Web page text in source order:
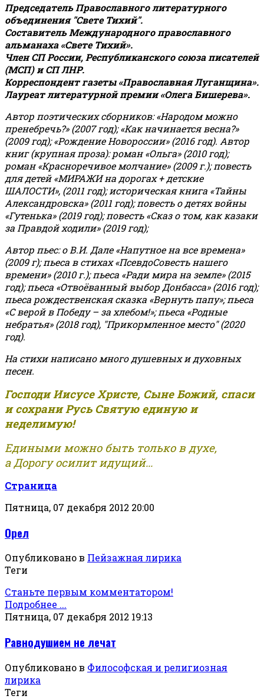
Председатель Православного литературного
объединения "Свете Тихий".
Составитель Международного православного
альманаха «Свете Тихий».
Член СП России, Республиканского союза писателей
(МСП) и СП ЛНР.
Корреспондент газеты «Православная Луганщина».
Лауреат литературной премии «Олега Бишерева».
Автор поэтических сборников: «Народом можно
пренебречь?» (2007 год); «Как начинается весна?»
(2009 год); «Рождение Новороссии» (2016 год). Автор
книг (крупная проза): роман «Ольга» (2010 год);
роман «Красноречивое молчание» (2009 г.); повесть
для детей «МИРАЖИ на дорогах + детские
ШАЛОСТИ», (2011 год); историческая книга «Тайны
Александровска» (2011 год); повесть о детях войны
«Гутенька» (2019 год); повесть «Сказ о том, как казаки
за Правдой ходили» (2019 год);
Автор пьес: о В.И. Дале «Напутное на все времена»
(2009 г); пьеса в стихах «ПсевдоСовесть нашего
времени» (2010 г.); пьеса «Ради мира на земле» (2015
год); пьеса «Отвоёванный выбор Донбасса» (2016 год);
пьеса рождественская сказка «Вернуть папу»; пьеса
«С верой в Победу – за хлебом!»;пьеса «Родные
небратья» (2018 год), "Прикормленное место" (2020
год).
На стихи написано много душевных и духовных
песен.
Господи Иисусе Христе, Сыне Божий, спаси
и сохрани Русь Святую единую и
неделимую!
Едиными можно быть только в духе,
а Дорогу осилит идущий...
Страница
Пятница, 07 декабря 2012 20:00
Орел
Опубликовано в Пейзажная лирика
Теги
Станьте первым комментатором!
Подробнее ...
Пятница, 07 декабря 2012 19:13
Равнодушием не лечат
Опубликовано в Философская и религиозная
лирика
Теги